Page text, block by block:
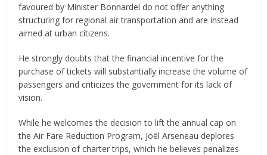
favoured by Minister Bonnardel do not offer anything
structuring for regional air transportation and are instead
aimed at urban citizens.
He strongly doubts that the financial incentive for the
purchase of tickets will substantially increase the volume of
passengers and criticizes the government for its lack of
vision.
While he welcomes the decision to lift the annual cap on
the Air Fare Reduction Program, Joël Arseneau deplores
the exclusion of charter trips, which he believes penalizes